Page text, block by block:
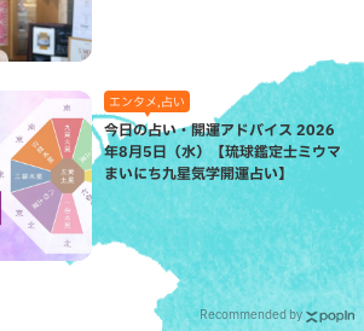
エンタメ,占い
今日の占い・開運アドバイス 2026
年8月5日（水）【琉球鑑定士ミウマ
まいにち九星気学開運占い】
Recommended by